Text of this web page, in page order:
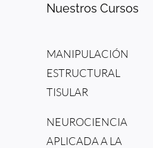
Nuestros Cursos
MANIPULACIÓN
ESTRUCTURAL
TISULAR
NEUROCIENCIA
APLICADA A LA